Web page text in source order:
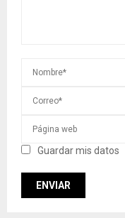
Guardar mis datos